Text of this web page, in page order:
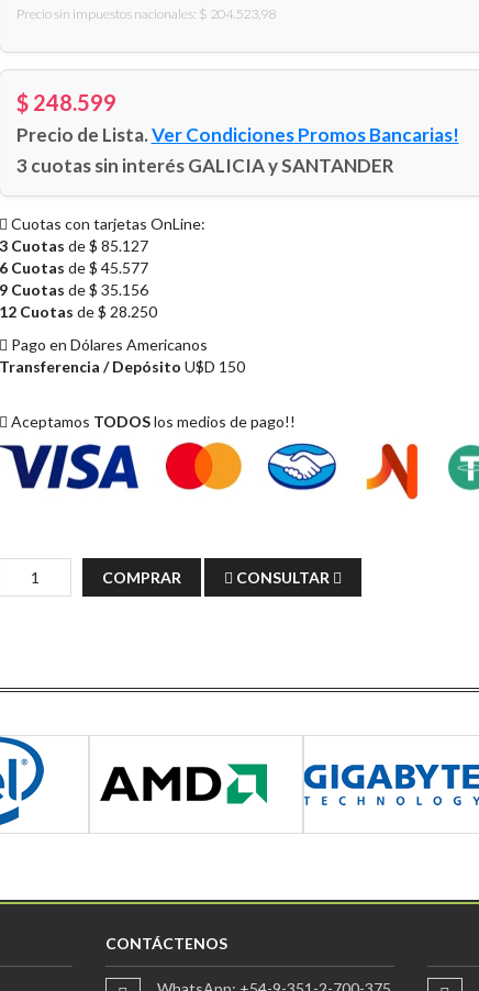
Precio sin impuestos nacionales: $ 204.523,98
$ 248.599
Precio de Lista.Ver Condiciones Promos Bancarias!
3 cuotas sin interés GALICIA y SANTANDER
Cuotas con tarjetas OnLine:
3 Cuotas de $ 85.127
6 Cuotas de $ 45.577
9 Cuotas de $ 35.156
12 Cuotas de $ 28.250
Pago en Dólares Americanos
Transferencia / Depósito U$D 150
Aceptamos TODOSlos medios de pago!!
COMPRAR CONSULTAR
CONTÁCTENOS